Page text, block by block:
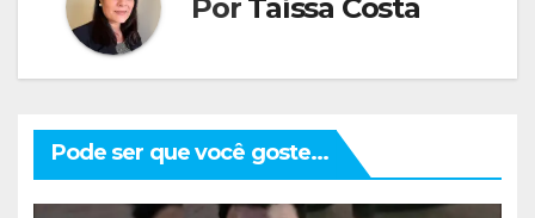
Por Taíssa Costa
Pode ser que você goste...